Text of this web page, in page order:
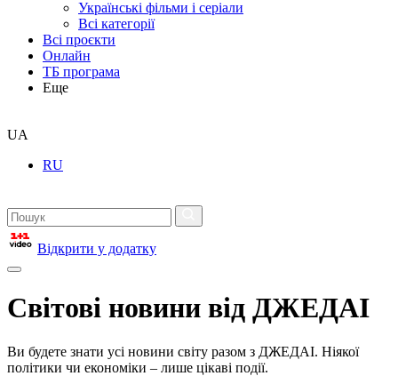
Українські фільми і серіали
Всі категорії
Всі проєкти
Онлайн
ТБ програма
Еще
UA
RU
Відкрити у додатку
Світові новини від ДЖЕДАІ
Ви будете знати усі новини світу разом з ДЖЕДАІ. Ніякої
політики чи економіки – лише цікаві події.